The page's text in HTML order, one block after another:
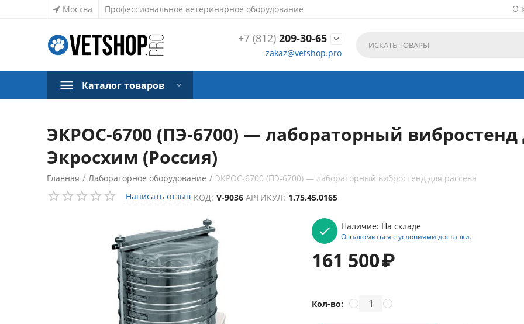
Москва Профессиональное ветеринарное оборудование О
+7 (812)209-30-65 
zakaz@vetshop.pro
Каталог товаров
ЭКРОС-6700 (ПЭ-6700) — лабораторный вибростенд
Экросхим (Россия)
Главная / Лабораторное оборудование / ЭКРОС-6700 (ПЭ-6700) — лабораторный вибростенд для рассева
Написать отзыв КОД: V-9036 АРТИКУЛ: 1.75.45.0165
Наличие: На складе
Ознакомиться с условиями доставки.
161 500₽
Кол-во: +
−